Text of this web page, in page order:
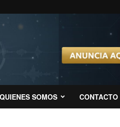
QUIENES SOMOS CONTACTO